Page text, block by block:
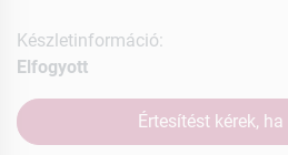
Készletinformáció:
Elfogyott
Értesítést kérek,